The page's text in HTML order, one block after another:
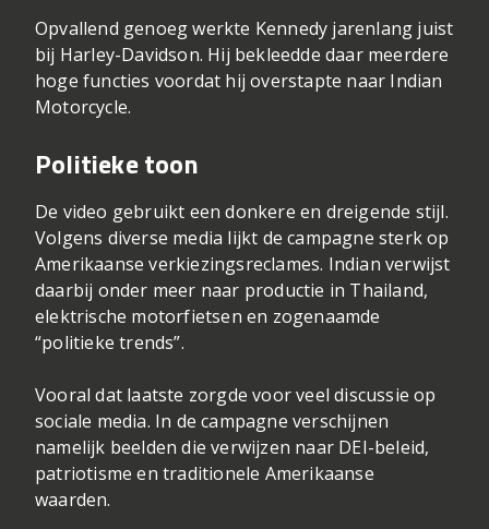
Opvallend genoeg werkte Kennedy jarenlang juist
bij Harley-Davidson. Hij bekleedde daar meerdere
hoge functies voordat hij overstapte naar Indian
Motorcycle.
Politieke toon
De video gebruikt een donkere en dreigende stijl.
Volgens diverse media lijkt de campagne sterk op
Amerikaanse verkiezingsreclames. Indian verwijst
daarbij onder meer naar productie in Thailand,
elektrische motorfietsen en zogenaamde
“politieke trends”.
Vooral dat laatste zorgde voor veel discussie op
sociale media. In de campagne verschijnen
namelijk beelden die verwijzen naar DEI-beleid,
patriotisme en traditionele Amerikaanse
waarden.